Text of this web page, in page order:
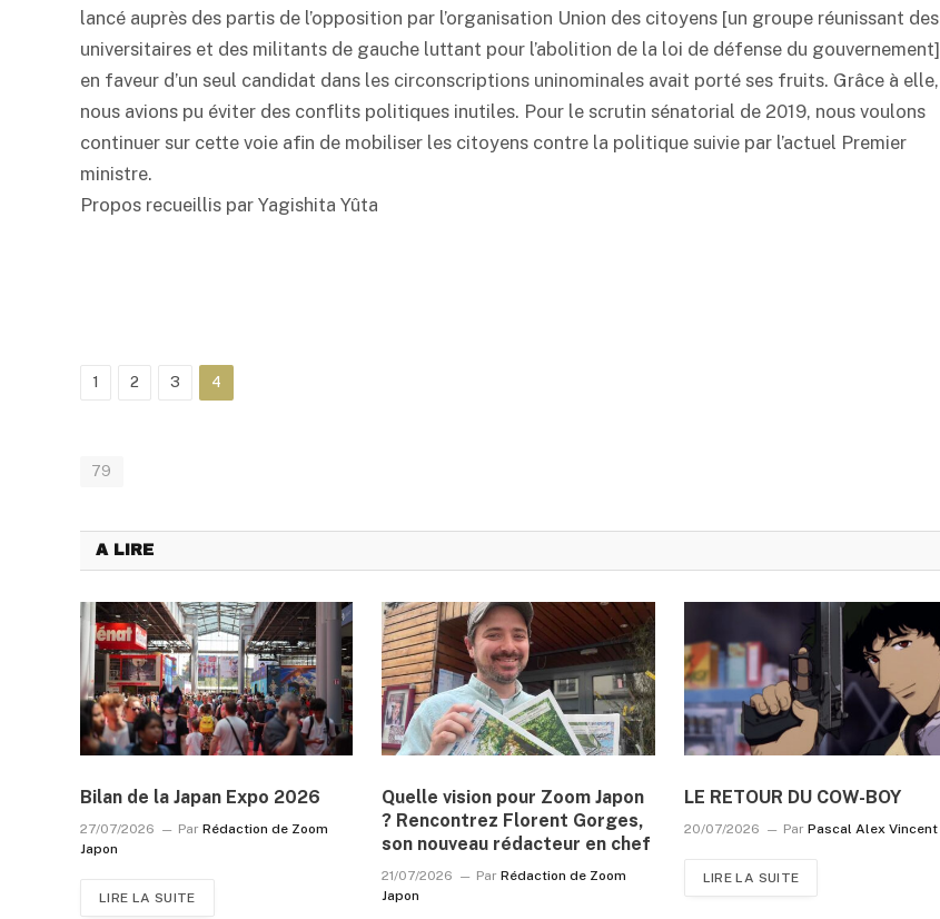
lancé auprès des partis de l’opposition par l’organisation Union des citoyens [un groupe réunissant des
universitaires et des militants de gauche luttant pour l’abolition de la loi de défense du gouvernement]
en faveur d’un seul candidat dans les circonscriptions uninominales avait porté ses fruits. Grâce à elle,
nous avions pu éviter des conflits politiques inutiles. Pour le scrutin sénatorial de 2019, nous voulons
continuer sur cette voie afin de mobiliser les citoyens contre la politique suivie par l’actuel Premier
ministre.
Propos recueillis par Yagishita Yûta
1 2 3 4
79
A LIRE
Bilan de la Japan Expo 2026
27/07/2026 Par Rédaction de Zoom
Japon
LIRE LA SUITE
Quelle vision pour Zoom Japon
? Rencontrez Florent Gorges,
son nouveau rédacteur en chef
21/07/2026 Par Rédaction de Zoom
Japon
LE RETOUR DU COW-BOY
20/07/2026 Par Pascal Alex Vincent
LIRE LA SUITE